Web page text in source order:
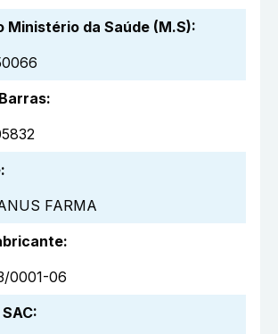
Ministério da Saúde (M.S):
:
:
FARMA
:
0001-06
: